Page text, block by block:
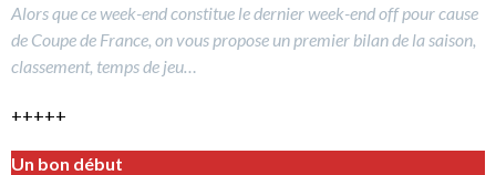
Alors que ce week-end constitue le dernier week-end off pour cause
de Coupe de France, on vous propose un premier bilan de la saison,
classement, temps de jeu…
+++++
Un bon début